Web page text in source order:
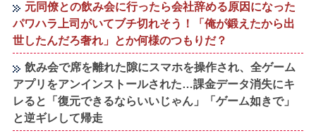
元同僚との飲み会に行ったら会社辞める原因になった
パワハラ上司がいてブチ切れそう！「俺が鍛えたから出
世したんだろ奢れ」とか何様のつもりだ？
飲み会で席を離れた隙にスマホを操作され、全ゲーム
アプリをアンインストールされた…課金データ消失にキ
レると「復元できるならいいじゃん」「ゲーム如きで」
と逆ギレして帰走